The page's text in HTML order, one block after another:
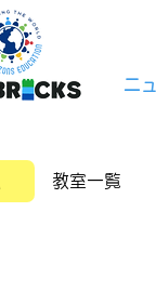
ニ
教室一覧